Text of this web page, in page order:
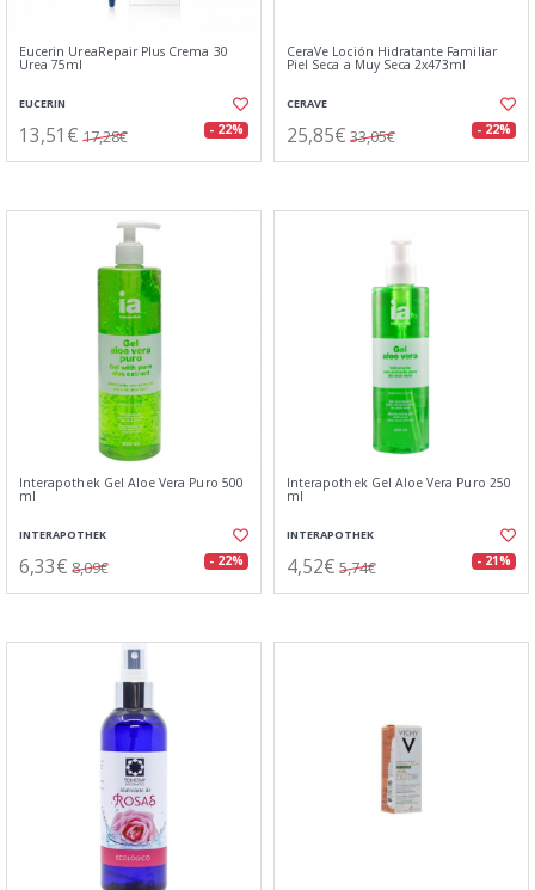
Eucerin UreaRepair Plus Crema 30
Urea 75ml
EUCERIN
13,51€ 17,28€ - 22%
CeraVe Loción Hidratante Familiar
Piel Seca a Muy Seca 2x473ml
CERAVE
25,85€ 33,05€ - 22%
Interapothek Gel Aloe Vera Puro 500
ml
INTERAPOTHEK
6,33€ 8,09€ - 22%
Interapothek Gel Aloe Vera Puro 250
ml
INTERAPOTHEK
4,52€ 5,74€ - 21%